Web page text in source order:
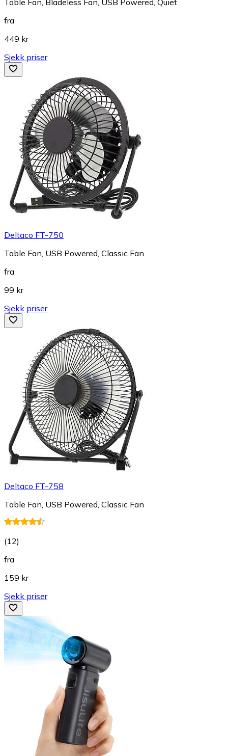
fra
449 kr
Sjekk priser
Deltaco FT-750
Table Fan, USB Powered, Classic Fan
fra
99 kr
Sjekk priser
Deltaco FT-758
Table Fan, USB Powered, Classic Fan
(12)
fra
159 kr
Sjekk priser